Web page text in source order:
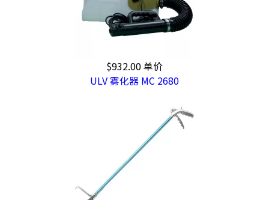
$932.00单价
ULV 雾化器 MC 2680